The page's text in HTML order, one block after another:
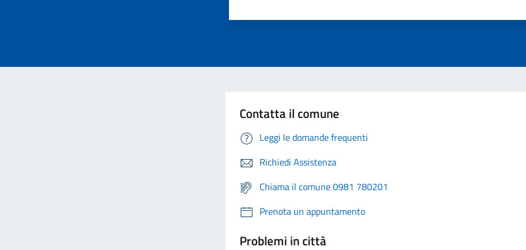
Contatta il comune
Leggi le domande frequenti
Richiedi Assistenza
Chiama il comune 0981 780201
Prenota un appuntamento
Problemi in città